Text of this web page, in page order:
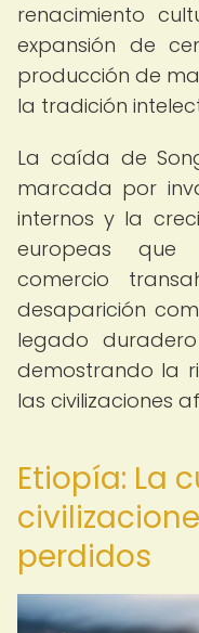
renacimiento
expansión de
producción de
la tradición
La caída de
marcada por
internos y la
europeas que
comercio
desaparición
legado
demostrando la
las civilizaciones
Etiopía: La
perdidos